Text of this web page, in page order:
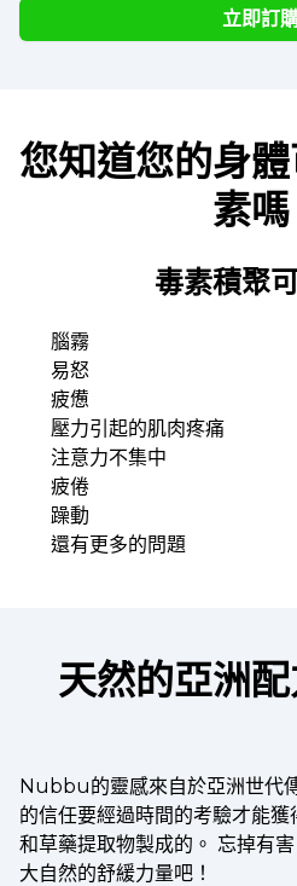
立即訂
您知道您的身
素嗎
毒素積聚
腦霧
易怒
疲憊
壓力引起的肌肉疼痛
注意力不集中
疲倦
躁動
還有更多的問題
天然的亞洲
Nubbu的靈感來自於亞洲世代
的信任要經過時間的考驗才能
和草藥提取物製成的。 忘掉有
大自然的舒緩力量吧！